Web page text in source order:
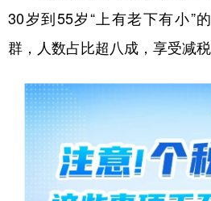
四川 贵州
陕西 甘肃
新疆 内蒙古
多语种频道
English Español
30岁到55岁“上有老下有小”
群，人数占比超八成，享受减